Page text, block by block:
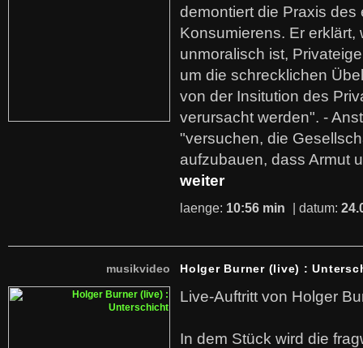
demontiert die Praxis des
Konsumierens. Er erklärt,
unmoralisch ist,
um die schrecklichen
von der Insitution des
verursacht werden". -
"versuchen, die
aufzubauen, dass Armut
weiter
laenge: 10:56 min | datum:
musikvideo Holger Burner (live) :
Live-Auftritt von Holger
In dem Stück wird die